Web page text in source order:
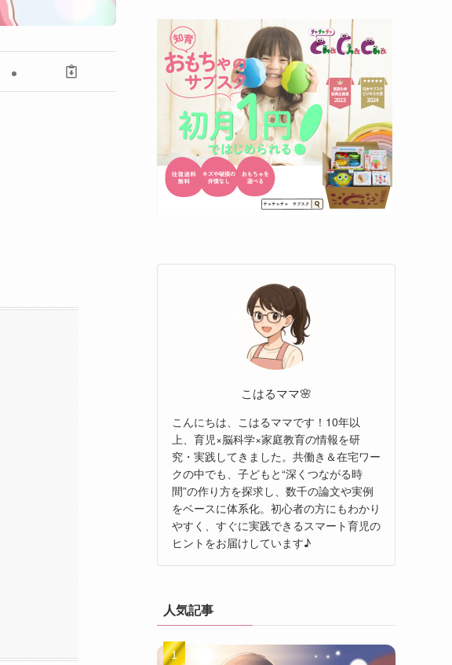
こはるママ🌸
こんにちは、こはるママです！10年以
上、育児×脳科学×家庭教育の情報を研
究・実践してきました。共働き＆在宅ワー
クの中でも、子どもと“深くつながる時
間”の作り方を探求し、数千の論文や実例
をベースに体系化。初心者の方にもわかり
やすく、すぐに実践できるスマート育児の
ヒントをお届けしています♪
人気記事